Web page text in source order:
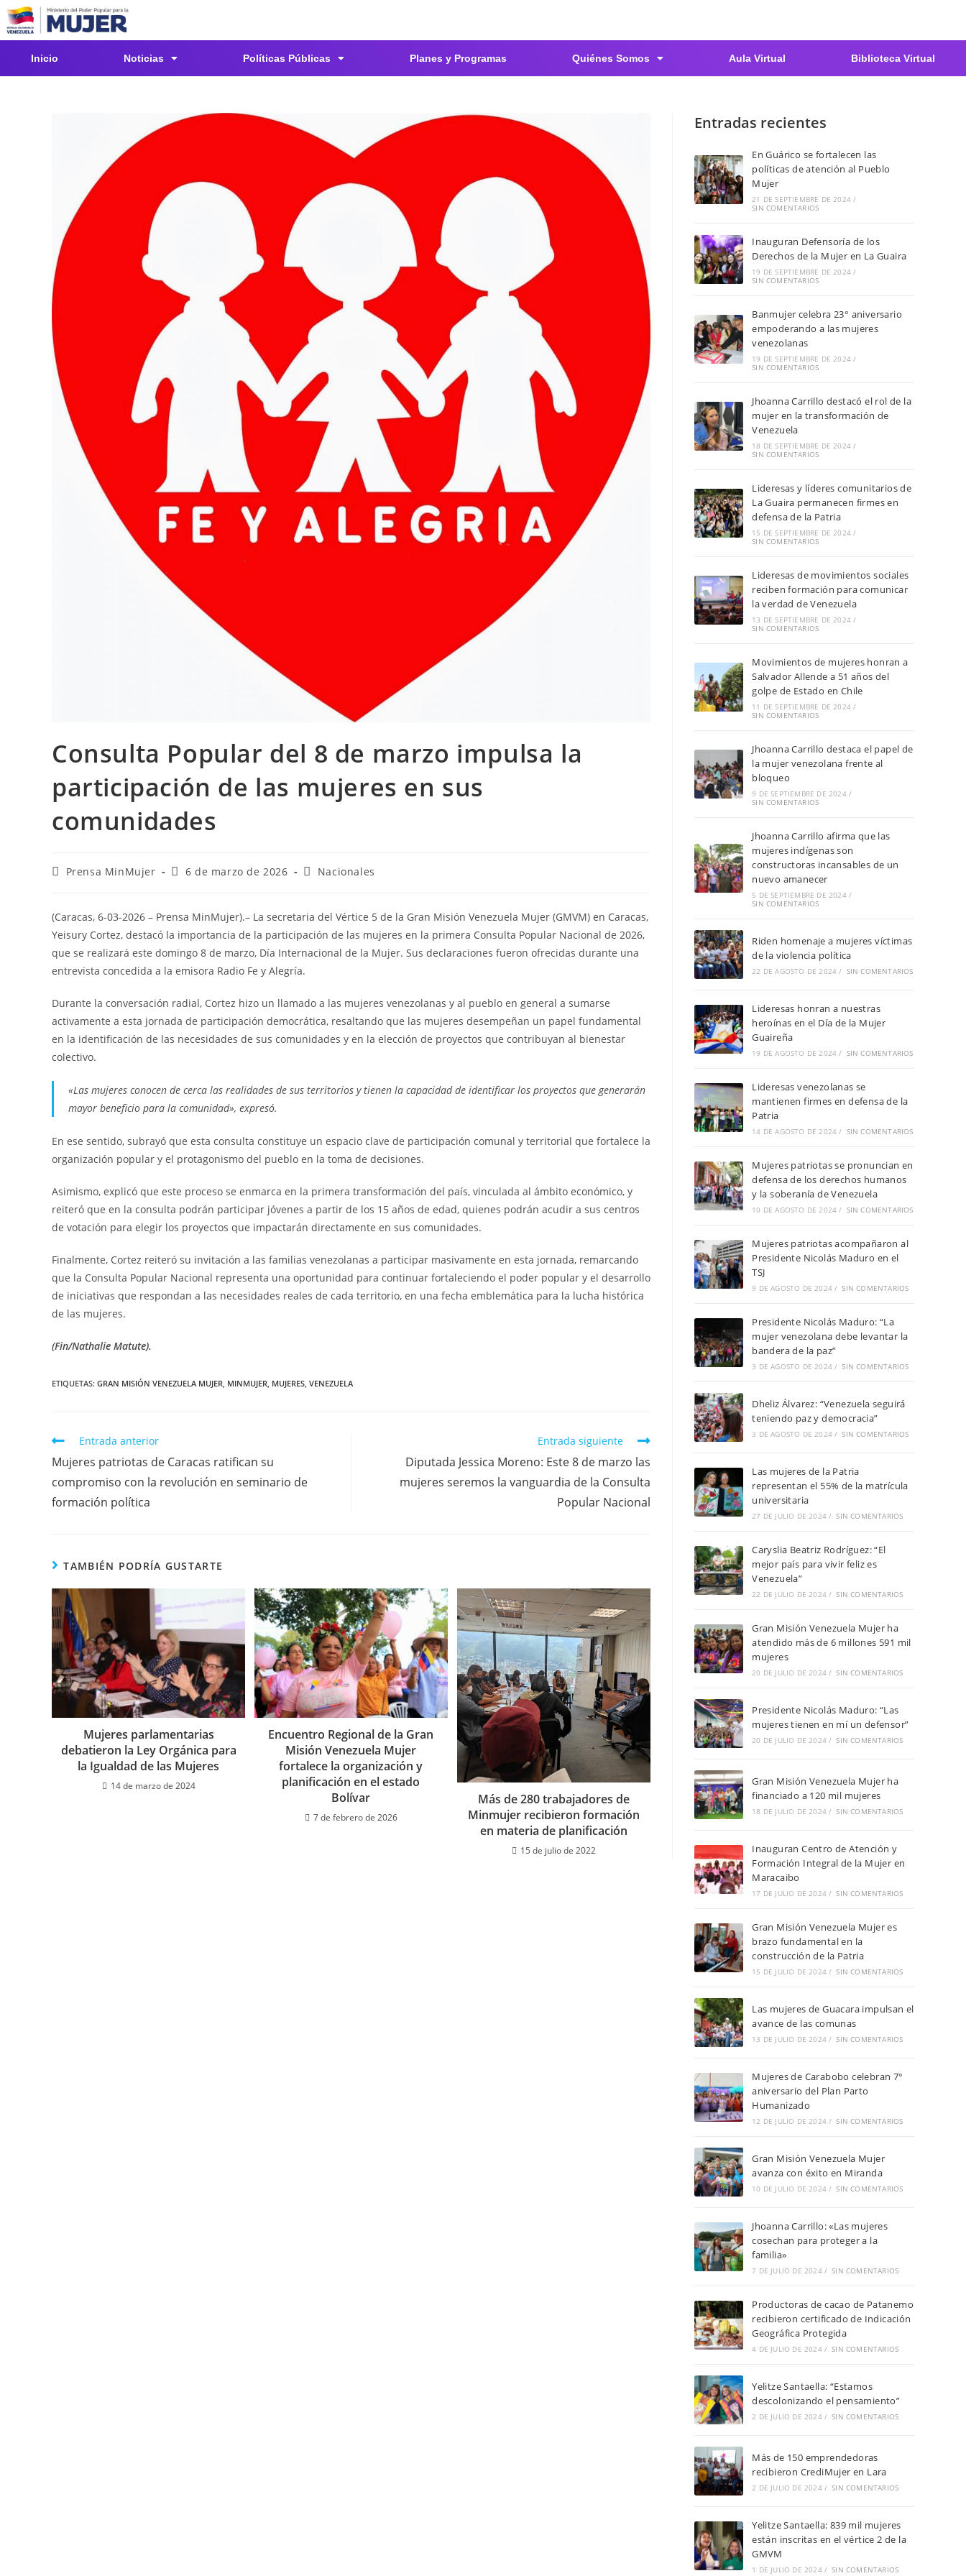
Inicio Noticias Políticas Públicas Planes y Programas Quiénes Somos Aula Virtual Biblioteca Virtual
Consulta Popular del 8 de marzo impulsa la
participación de las mujeres en sus
comunidades
Prensa MinMujer 6 de marzo de 2026 Nacionales
(Caracas, 6-03-2026 – Prensa MinMujer).– La secretaria del Vértice 5 de la Gran Misión Venezuela Mujer (GMVM) en Caracas,
Yeisury Cortez, destacó la importancia de la participación de las mujeres en la primera Consulta Popular Nacional de 2026,
que se realizará este domingo 8 de marzo, Día Internacional de la Mujer. Sus declaraciones fueron ofrecidas durante una
entrevista concedida a la emisora Radio Fe y Alegría.
Durante la conversación radial, Cortez hizo un llamado a las mujeres venezolanas y al pueblo en general a sumarse
activamente a esta jornada de participación democrática, resaltando que las mujeres desempeñan un papel fundamental
en la identificación de las necesidades de sus comunidades y en la elección de proyectos que contribuyan al bienestar
colectivo.
«Las mujeres conocen de cerca las realidades de sus territorios y tienen la capacidad de identificar los proyectos que generarán
mayor beneficio para la comunidad», expresó.
En ese sentido, subrayó que esta consulta constituye un espacio clave de participación comunal y territorial que fortalece la
organización popular y el protagonismo del pueblo en la toma de decisiones.
Asimismo, explicó que este proceso se enmarca en la primera transformación del país, vinculada al ámbito económico, y
reiteró que en la consulta podrán participar jóvenes a partir de los 15 años de edad, quienes podrán acudir a sus centros
de votación para elegir los proyectos que impactarán directamente en sus comunidades.
Finalmente, Cortez reiteró su invitación a las familias venezolanas a participar masivamente en esta jornada, remarcando
que la Consulta Popular Nacional representa una oportunidad para continuar fortaleciendo el poder popular y el desarrollo
de iniciativas que respondan a las necesidades reales de cada territorio, en una fecha emblemática para la lucha histórica
de las mujeres.
(Fin/Nathalie Matute).
ETIQUETAS: GRAN MISIÓN VENEZUELA MUJER, MINMUJER, MUJERES, VENEZUELA
Entrada anterior
Mujeres patriotas de Caracas ratifican su
compromiso con la revolución en seminario de
formación política
Entrada siguiente
Diputada Jessica Moreno: Este 8 de marzo las
mujeres seremos la vanguardia de la Consulta
Popular Nacional
TAMBIÉN PODRÍA GUSTARTE
Mujeres parlamentarias
debatieron la Ley Orgánica para
la Igualdad de las Mujeres
14 de marzo de 2024
Encuentro Regional de la Gran
Misión Venezuela Mujer
fortalece la organización y
planificación en el estado
Bolívar
7 de febrero de 2026
Más de 280 trabajadores de
Minmujer recibieron formación
en materia de planificación
15 de julio de 2022
Entradas recientes
En Guárico se fortalecen las
políticas de atención al Pueblo
Mujer
21 DE SEPTIEMBRE DE 2024 /
SIN COMENTARIOS
Inauguran Defensoría de los
Derechos de la Mujer en La Guaira
19 DE SEPTIEMBRE DE 2024 /
SIN COMENTARIOS
Banmujer celebra 23° aniversario
empoderando a las mujeres
venezolanas
19 DE SEPTIEMBRE DE 2024 /
SIN COMENTARIOS
Jhoanna Carrillo destacó el rol de la
mujer en la transformación de
Venezuela
18 DE SEPTIEMBRE DE 2024 /
SIN COMENTARIOS
Lideresas y líderes comunitarios de
La Guaira permanecen firmes en
defensa de la Patria
15 DE SEPTIEMBRE DE 2024 /
SIN COMENTARIOS
Lideresas de movimientos sociales
reciben formación para comunicar
la verdad de Venezuela
13 DE SEPTIEMBRE DE 2024 /
SIN COMENTARIOS
Movimientos de mujeres honran a
Salvador Allende a 51 años del
golpe de Estado en Chile
11 DE SEPTIEMBRE DE 2024 /
SIN COMENTARIOS
Jhoanna Carrillo destaca el papel de
la mujer venezolana frente al
bloqueo
9 DE SEPTIEMBRE DE 2024 /
SIN COMENTARIOS
Jhoanna Carrillo afirma que las
mujeres indígenas son
constructoras incansables de un
nuevo amanecer
5 DE SEPTIEMBRE DE 2024 /
SIN COMENTARIOS
Riden homenaje a mujeres víctimas
de la violencia política
22 DE AGOSTO DE 2024 / SIN COMENTARIOS
Lideresas honran a nuestras
heroínas en el Día de la Mujer
Guaireña
19 DE AGOSTO DE 2024 / SIN COMENTARIOS
Lideresas venezolanas se
mantienen firmes en defensa de la
Patria
14 DE AGOSTO DE 2024 / SIN COMENTARIOS
Mujeres patriotas se pronuncian en
defensa de los derechos humanos
y la soberanía de Venezuela
10 DE AGOSTO DE 2024 / SIN COMENTARIOS
Mujeres patriotas acompañaron al
Presidente Nicolás Maduro en el
TSJ
9 DE AGOSTO DE 2024 / SIN COMENTARIOS
Presidente Nicolás Maduro: “La
mujer venezolana debe levantar la
bandera de la paz”
3 DE AGOSTO DE 2024 / SIN COMENTARIOS
Dheliz Álvarez: “Venezuela seguirá
teniendo paz y democracia”
3 DE AGOSTO DE 2024 / SIN COMENTARIOS
Las mujeres de la Patria
representan el 55% de la matrícula
universitaria
27 DE JULIO DE 2024 / SIN COMENTARIOS
Caryslia Beatriz Rodríguez: “El
mejor país para vivir feliz es
Venezuela”
22 DE JULIO DE 2024 / SIN COMENTARIOS
Gran Misión Venezuela Mujer ha
atendido más de 6 millones 591 mil
mujeres
20 DE JULIO DE 2024 / SIN COMENTARIOS
Presidente Nicolás Maduro: “Las
mujeres tienen en mí un defensor”
20 DE JULIO DE 2024 / SIN COMENTARIOS
Gran Misión Venezuela Mujer ha
financiado a 120 mil mujeres
18 DE JULIO DE 2024 / SIN COMENTARIOS
Inauguran Centro de Atención y
Formación Integral de la Mujer en
Maracaibo
17 DE JULIO DE 2024 / SIN COMENTARIOS
Gran Misión Venezuela Mujer es
brazo fundamental en la
construcción de la Patria
15 DE JULIO DE 2024 / SIN COMENTARIOS
Las mujeres de Guacara impulsan el
avance de las comunas
13 DE JULIO DE 2024 / SIN COMENTARIOS
Mujeres de Carabobo celebran 7°
aniversario del Plan Parto
Humanizado
12 DE JULIO DE 2024 / SIN COMENTARIOS
Gran Misión Venezuela Mujer
avanza con éxito en Miranda
10 DE JULIO DE 2024 / SIN COMENTARIOS
Jhoanna Carrillo: «Las mujeres
cosechan para proteger a la
familia»
7 DE JULIO DE 2024 / SIN COMENTARIOS
Productoras de cacao de Patanemo
recibieron certificado de Indicación
Geográfica Protegida
4 DE JULIO DE 2024 / SIN COMENTARIOS
Yelitze Santaella: “Estamos
descolonizando el pensamiento”
2 DE JULIO DE 2024 / SIN COMENTARIOS
Más de 150 emprendedoras
recibieron CrediMujer en Lara
2 DE JULIO DE 2024 / SIN COMENTARIOS
Yelitze Santaella: 839 mil mujeres
están inscritas en el vértice 2 de la
GMVM
1 DE JULIO DE 2024 / SIN COMENTARIOS